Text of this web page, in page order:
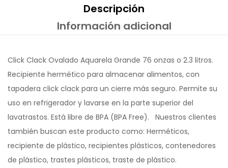
Descripción
Información adicional
Click Clack Ovalado Aquarela Grande 76 onzas o 2.3 litros.
Recipiente hermético para almacenar alimentos, con
tapadera click clack para un cierre más seguro. Permite su
uso en refrigerador y lavarse en la parte superior del
lavatrastos. Está libre de BPA (BPA Free). Nuestros clientes
también buscan este producto como: Herméticos,
recipiente de plástico, recipientes plásticos, contenedores
de plástico, trastes plásticos, traste de plástico.